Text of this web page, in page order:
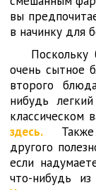
вы
в начинку для
очень сытное
второго
нибудь
классическом
здесь. Также
другого
если
что-нибудь